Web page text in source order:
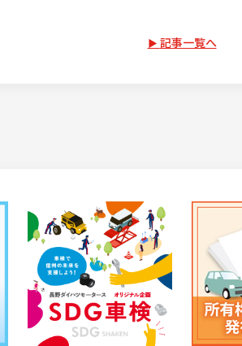
記事一覧へ